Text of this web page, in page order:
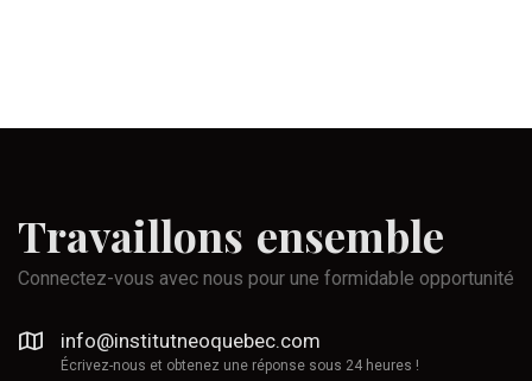
Travaillons ensemble
Connectez-vous avec nous pour une formidable opportunité
info@institutneoquebec.com
Écrivez-nous et obtenez une réponse sous 24 heures !